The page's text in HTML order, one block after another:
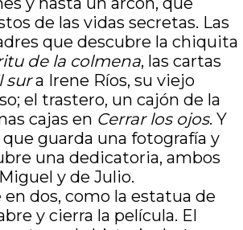
de las vidas secretas. Las
que descubre la chiquita
de la colmena, las cartas
sura Irene Ríos, su viejo
el trastero, un cajón de la
cajas en Cerrar los ojos. Y
guarda una fotografía y
una dedicatoria, ambos
y de Julio.
dos, como la estatua de
y cierra la película. El